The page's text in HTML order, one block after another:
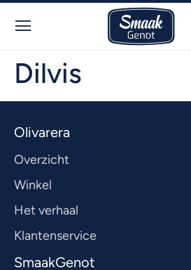
Dilvis
Olivarera
Overzicht
Winkel
Het verhaal
Klantenservice
SmaakGenot